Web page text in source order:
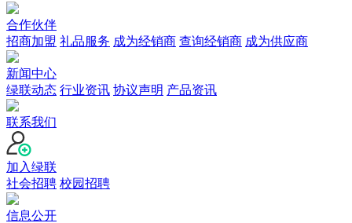
合作伙伴
招商加盟 礼品服务 成为经销商 查询经销商 成为供应商
新闻中心
绿联动态 行业资讯 协议声明 产品资讯
联系我们
加入绿联
社会招聘 校园招聘
信息公开